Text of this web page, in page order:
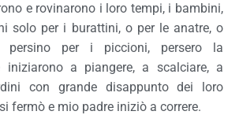
e rovinarono i loro tempi, i bambini,
solo per i burattini, o per le anatre, o
per i piccioni, persero la
iniziarono a piangere, a scalciare, a
con grande disappunto dei loro
fermò e mio padre iniziò a correre.